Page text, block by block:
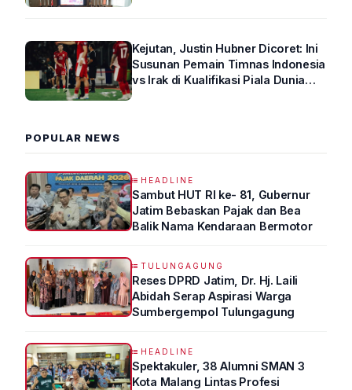
Kejutan, Justin Hubner Dicoret: Ini
Susunan Pemain Timnas Indonesia
vs Irak di Kualifikasi Piala Dunia
POPULAR NEWS
HEADLINE
Sambut HUT RI ke- 81, Gubernur
Jatim Bebaskan Pajak dan Bea
Balik Nama Kendaraan Bermotor
TULUNGAGUNG
Reses DPRD Jatim, Dr. Hj. Laili
Abidah Serap Aspirasi Warga
Sumbergempol Tulungagung
HEADLINE
Spektakuler, 38 Alumni SMAN 3
Kota Malang Lintas Profesi